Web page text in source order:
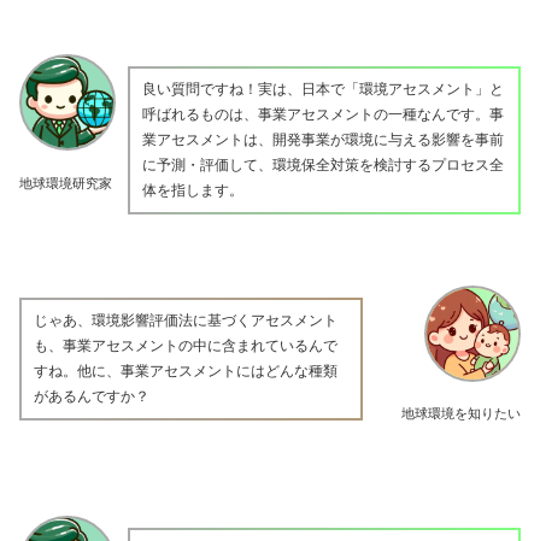
地球環境研究家
良い質問ですね！実は、日本で「環境アセスメント」と
呼ばれるものは、事業アセスメントの一種なんです。事
業アセスメントは、開発事業が環境に与える影響を事前
に予測・評価して、環境保全対策を検討するプロセス全
体を指します。
地球環境を知りたい
じゃあ、環境影響評価法に基づくアセスメント
も、事業アセスメントの中に含まれているんで
すね。他に、事業アセスメントにはどんな種類
があるんですか？